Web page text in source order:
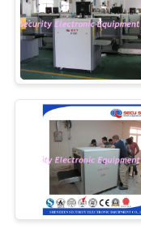
UNA
CITAZIONE
MAPPA
DEL
SITO
PRIVACY